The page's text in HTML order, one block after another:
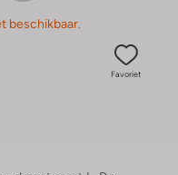
beschikbaar.
Favoriet